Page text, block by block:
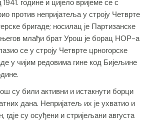
године и цијело вријеме се с
против непријатеља у строју Четврте
бригаде; носилац је Партизанске
млађи брат Урош је борац НОР-а
се у строју Четврте црногорске
у чијим редовима гине код Бијељине
су били активни и истакнути борци
дана. Непријатељ их је ухватио и
су осуђени и стријељани августа